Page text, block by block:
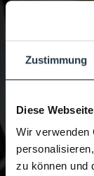
Zustimmung
Diese
Wir verwenden
zu können und